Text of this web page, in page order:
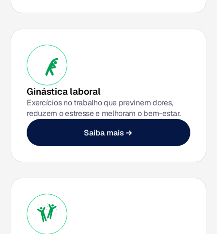
Ginástica laboral
Exercícios no trabalho que previnem dores,
reduzem o estresse e melhoram o bem-estar.
Saiba mais